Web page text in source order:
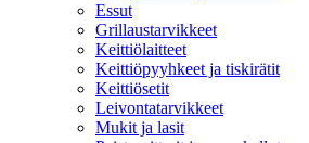
Essut
Grillaustarvikkeet
Keittiölaitteet
Keittiöpyyhkeet ja tiskirätit
Keittiösetit
Leivontatarvikkeet
Mukit ja lasit